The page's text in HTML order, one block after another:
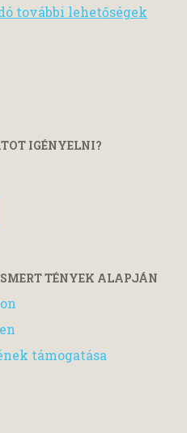
további lehetőségek
IGÉNYELNI?
TÉNYEK ALAPJÁN
támogatása